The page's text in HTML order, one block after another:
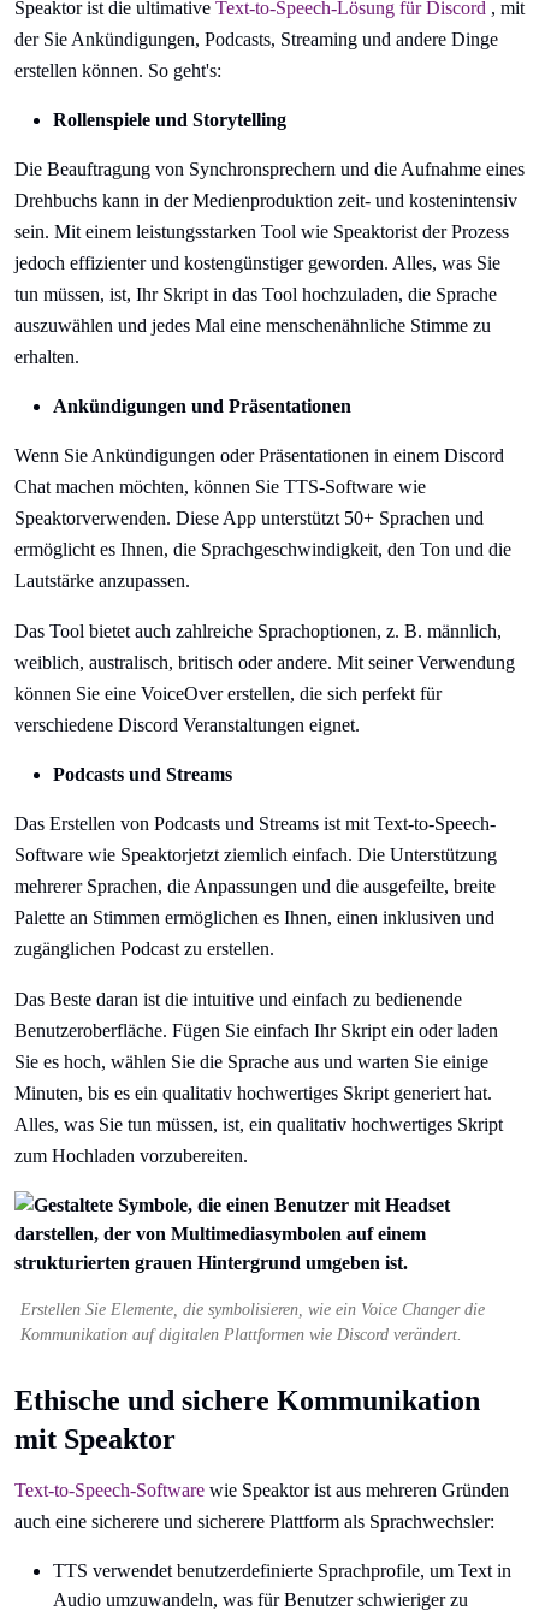
Speaktor ist die ultimative Text-to-Speech-Lösung für Discord , mit
der Sie Ankündigungen, Podcasts, Streaming und andere Dinge
erstellen können. So geht's:
Rollenspiele und Storytelling
Die Beauftragung von Synchronsprechern und die Aufnahme eines
Drehbuchs kann in der Medienproduktion zeit- und kostenintensiv
sein. Mit einem leistungsstarken Tool wie Speaktorist der Prozess
jedoch effizienter und kostengünstiger geworden. Alles, was Sie
tun müssen, ist, Ihr Skript in das Tool hochzuladen, die Sprache
auszuwählen und jedes Mal eine menschenähnliche Stimme zu
erhalten.
Ankündigungen und Präsentationen
Wenn Sie Ankündigungen oder Präsentationen in einem Discord
Chat machen möchten, können Sie TTS-Software wie
Speaktorverwenden. Diese App unterstützt 50+ Sprachen und
ermöglicht es Ihnen, die Sprachgeschwindigkeit, den Ton und die
Lautstärke anzupassen.
Das Tool bietet auch zahlreiche Sprachoptionen, z. B. männlich,
weiblich, australisch, britisch oder andere. Mit seiner Verwendung
können Sie eine VoiceOver erstellen, die sich perfekt für
verschiedene Discord Veranstaltungen eignet.
Podcasts und Streams
Das Erstellen von Podcasts und Streams ist mit Text-to-Speech-
Software wie Speaktorjetzt ziemlich einfach. Die Unterstützung
mehrerer Sprachen, die Anpassungen und die ausgefeilte, breite
Palette an Stimmen ermöglichen es Ihnen, einen inklusiven und
zugänglichen Podcast zu erstellen.
Das Beste daran ist die intuitive und einfach zu bedienende
Benutzeroberfläche. Fügen Sie einfach Ihr Skript ein oder laden
Sie es hoch, wählen Sie die Sprache aus und warten Sie einige
Minuten, bis es ein qualitativ hochwertiges Skript generiert hat.
Alles, was Sie tun müssen, ist, ein qualitativ hochwertiges Skript
zum Hochladen vorzubereiten.
Erstellen Sie Elemente, die symbolisieren, wie ein Voice Changer die
Kommunikation auf digitalen Plattformen wie Discord verändert.
Ethische und sichere Kommunikation
mit Speaktor
Text-to-Speech-Software wie Speaktor ist aus mehreren Gründen
auch eine sicherere und sicherere Plattform als Sprachwechsler:
TTS verwendet benutzerdefinierte Sprachprofile, um Text in
Audio umzuwandeln, was für Benutzer schwieriger zu